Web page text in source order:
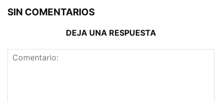
SIN COMENTARIOS
DEJA UNA RESPUESTA